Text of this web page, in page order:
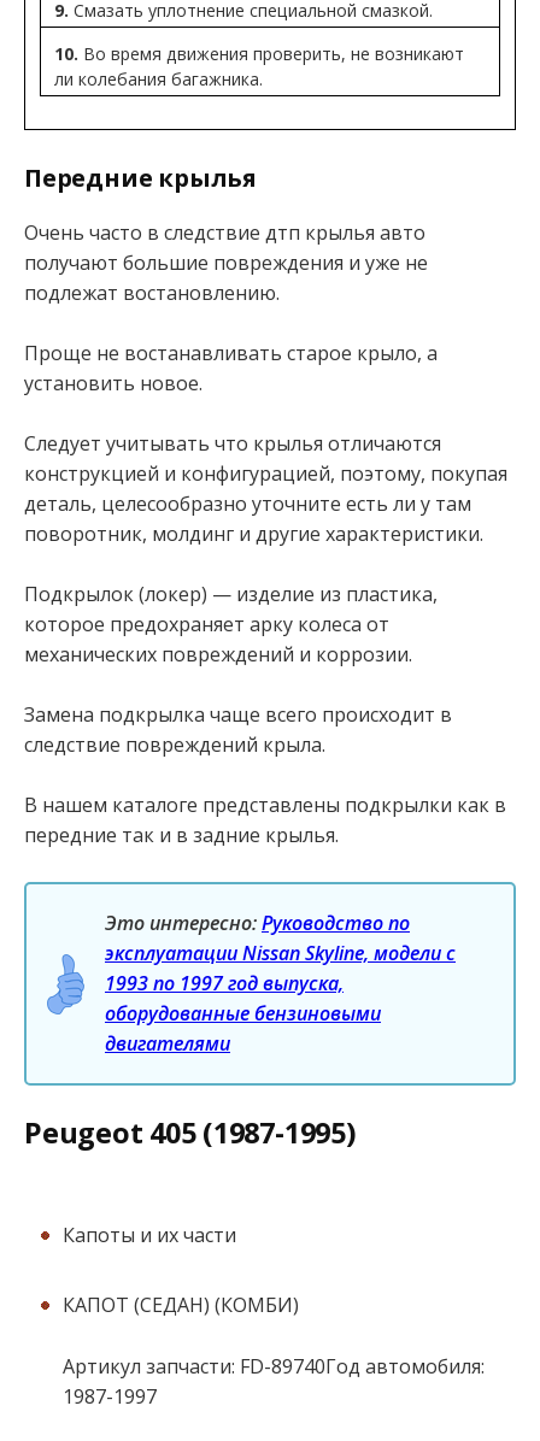
9. Смазать уплотнение специальной смазкой.
10. Во время движения проверить, не возникают
ли колебания багажника.
Передние крылья
Очень часто в следствие дтп крылья авто
получают большие повреждения и уже не
подлежат востановлению.
Проще не востанавливать старое крыло, а
установить новое.
Следует учитывать что крылья отличаются
конструкцией и конфигурацией, поэтому, покупая
деталь, целесообразно уточните есть ли у там
поворотник, молдинг и другие характеристики.
Подкрылок (локер) — изделие из пластика,
которое предохраняет арку колеса от
механических повреждений и коррозии.
Замена подкрылка чаще всего происходит в
следствие повреждений крыла.
В нашем каталоге представлены подкрылки как в
передние так и в задние крылья.
Это интересно:Руководство по
эксплуатации Nissan Skyline, модели с
1993 по 1997 год выпуска,
оборудованные бензиновыми
двигателями
Peugeot 405 (1987-1995)
Капоты и их части
КАПОТ (СЕДАН) (КОМБИ)
Артикул запчасти: FD-89740Год автомобиля:
1987-1997